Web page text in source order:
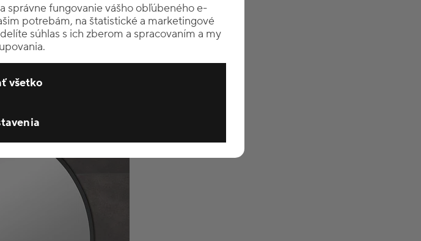
správne fungovanie vášho obľúbeného e-
potrebám, na štatistické a marketingové
súhlas s ich zberom a spracovaním a my
všetko